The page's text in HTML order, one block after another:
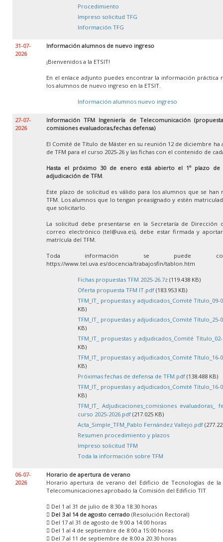
Procedimiento
Impreso solicitud TFG
Información TFG
31-07-
2026
Información alumnos de nuevo ingreso
¡Bienvenidos a la ETSIT!
En el enlace adjunto puedes encontrar la información práctica
los alumnos de nuevo ingreso en la ETSIT.
Información alumnos nuevo ingreso
27-07-
2026
Información TFM Ingeniería de Telecomunicación
comisiones evaluadoras,fechas defensa)
El Comité de Título de Máster en su reunión 12 de diciembre
de TFM para el curso 2025-26 y las fichas con el contenido de
Hasta el próximo 30 de enero está abierto el 1º plazo
adjudicación de TFM.
Este plazo de solicitud es válido para los alumnos que se han
TFM. Los alumnos que lo tengan preasignado y estén
que solicitarlo.
La solicitud debe presentarse en la Secretaría de Dirección
correo electrónico (tel@uva.es), debe estar firmada y
matrícula del TFM.
Toda información se puede
https://www.tel.uva.es/docencia/trabajosfin/tablon.htm
Fichas propuestas TFM 2025-26.7z (119.438 KB)
Oferta propuesta TFM IT.pdf (183.953 KB)
TFM_IT_ propuestas y adjudicados_Comité Título_09-
KB)
TFM_IT_ propuestas y adjudicados_Comité Título_25-
KB)
TFM_IT_ propuestas y adjudicados_Comité Título_02-
KB)
TFM_IT_ propuestas y adjudicados_Comité Título_16-
KB)
Próximas fechas de defensa de TFM.pdf (138.488 KB)
TFM_IT_ propuestas y adjudicados_Comité Título_16-
KB)
TFM_IT_ Adjudicaciones_comisiones evaluadoras_
curso 2025-2026.pdf (217.025 KB)
Acta_Simple_TFM_Pablo Fernández Vallejo.pdf
Resumen procedimiento y plazos
Impreso solicitud TFM
Toda la información sobre TFM
06-07-
2026
Horario de apertura de verano
Horario apertura de verano del Edificio de Tecnologías de
Telecomunicaciones aprobado la Comisión del Edificio TIT
 Del 1 al 31 de julio de 8:30 a 18:30 horas
 Del 3 al 14 de agosto cerrado (Resolución Rectoral)
 Del 17 al 31 de agosto de 9:00 a 14:00 horas
 Del 1 al 4 de septiembre de 8:00 a 15:00 horas
 Del 7 al 11 de septiembre de 8:00 a 20:30 horas